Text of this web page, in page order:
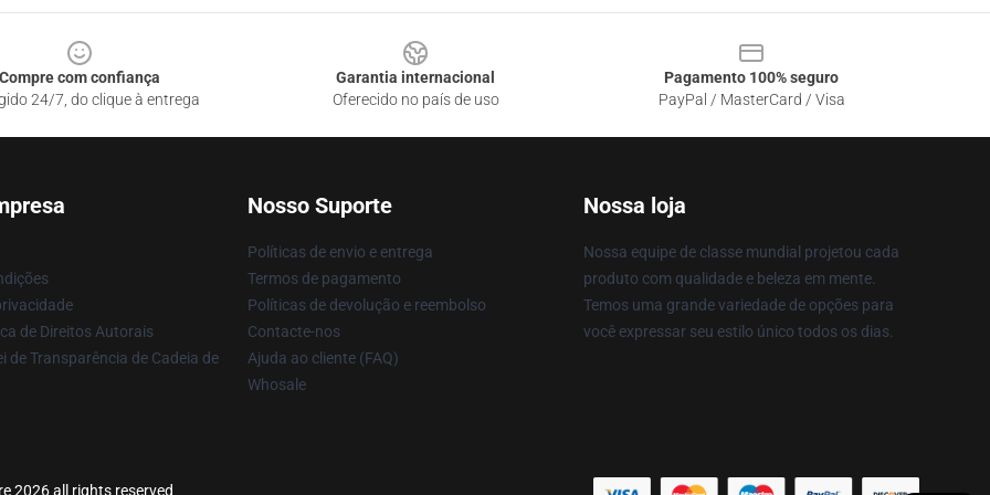
Compre com confiança
24/7, do clique à entrega
Garantia internacional
Oferecido no país de uso
Pagamento 100% seguro
PayPal / MasterCard / Visa
de Direitos Autorais
de Transparência de Cadeia de
Nosso Suporte
Políticas de envio e entrega
Termos de pagamento
Políticas de devolução e reembolso
Contacte-nos
Ajuda ao cliente (FAQ)
Whosale
Nossa loja
Nossa equipe de classe mundial projetou cada
produto com qualidade e beleza em mente.
Temos uma grande variedade de opções para
você expressar seu estilo único todos os dias.
2026 all rights reserved